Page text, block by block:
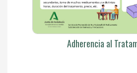
Adherencia al